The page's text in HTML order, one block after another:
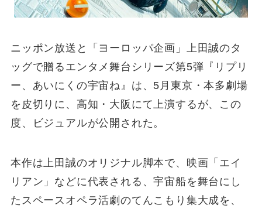
ニッポン放送と「ヨーロッパ企画」上田誠のタ
ッグで贈るエンタメ舞台シリーズ第5弾『リプリ
ー、あいにくの宇宙ね』は、5月東京・本多劇場
を皮切りに、高知・大阪にて上演するが、この
度、ビジュアルが公開された。
本作は上田誠のオリジナル脚本で、映画「エイ
リアン」などに代表される、宇宙船を舞台にし
たスペースオペラ活劇のてんこもり集大成を、